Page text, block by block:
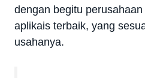
dengan begitu
aplikais terbaik, yang
usahanya.